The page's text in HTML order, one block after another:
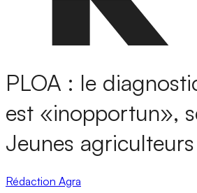
PLOA : le
est «inopportun»,
Jeunes agriculteurs
Rédaction Agra